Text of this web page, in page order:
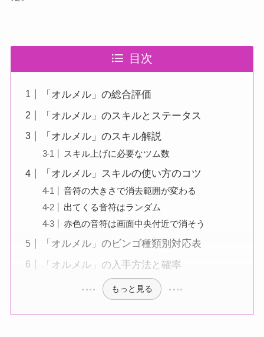
目次
「オルメル」の総合評価
「オルメル」のスキルとステータス
「オルメル」のスキル解説
スキル上げに必要なツム数
「オルメル」スキルの使い方のコツ
音符の大きさで消去範囲が変わる
出てくる音符はランダム
赤色の音符は画面中央付近で消そう
「オルメル」のビンゴ種類別対応表
「オルメル」の入手方法と確率
もっと見る